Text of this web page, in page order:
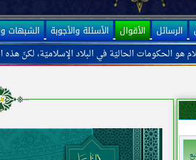
الرسائل الأقوال الأسئلة والأجوبة الشبهات
في البلاد الإسلاميّة، لكنّ هذه